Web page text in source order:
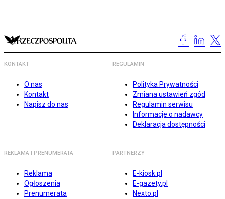
KONTAKT
O nas
Kontakt
Napisz do nas
REGULAMIN
Polityka Prywatności
Zmiana ustawień zgód
Regulamin serwisu
Informacje o nadawcy
Deklaracja dostępności
REKLAMA I PRENUMERATA
Reklama
Ogłoszenia
Prenumerata
PARTNERZY
E-kiosk.pl
E-gazety.pl
Nexto.pl